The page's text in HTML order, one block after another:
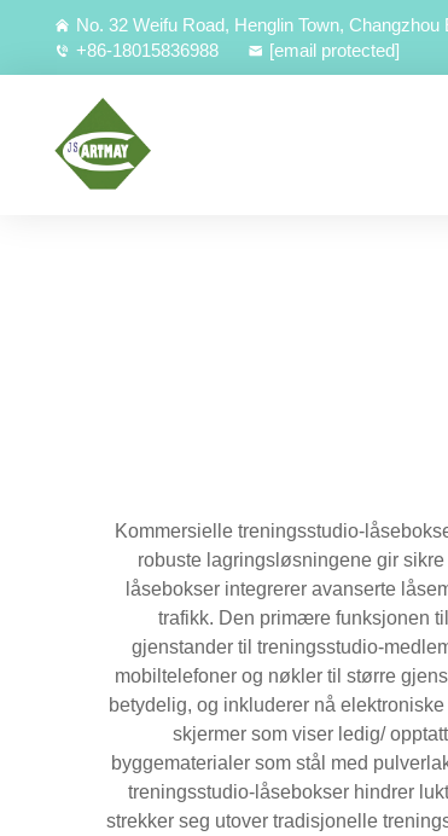
No. 32 Weifu Road, Henglin Town,
+86-18015836988
[email protected]
Kommersielle treningsstudio-
robuste lagringsløsningene gir
låsebokser integrerer avanserte
trafikk. Den primære funksjonen
gjenstander til treningsstudio-
mobiltelefoner og nøkler til større
betydelig, og inkluderer nå
skjermer som viser ledig/
byggematerialer som stål med
treningsstudio-låsebokser hindrer
strekker seg utover tradisjonelle